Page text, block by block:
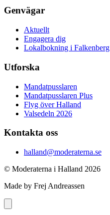
Genvägar
Aktuellt
Engagera dig
Lokalbokning i Falkenberg
Utforska
Mandatpusslaren
Mandatpusslaren Plus
Flyg över Halland
Valsedeln 2026
Kontakta oss
halland@moderaterna.se
© Moderaterna i Halland 2026
Made by Frej Andreassen